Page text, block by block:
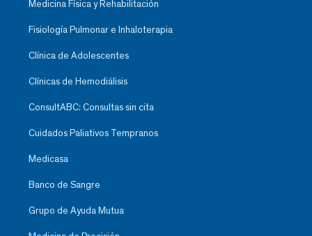
Medicina Física y Rehabilitación
Fisiología Pulmonar e Inhaloterapia
Clínica de Adolescentes
Clínicas de Hemodiálisis
ConsultABC: Consultas sin cita
Cuidados Paliativos Tempranos
Medicasa
Banco de Sangre
Grupo de Ayuda Mutua